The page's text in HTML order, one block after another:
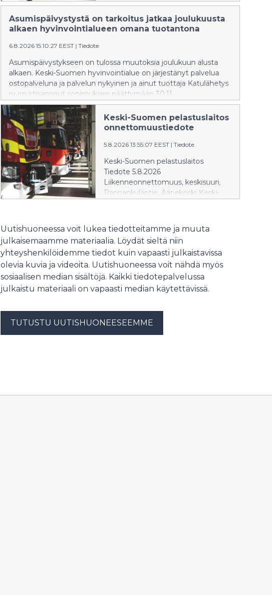
leikkikentän kiipeilytelineeseen
Jyväskylässä. Pelastustoimella ei
tehtävää. Paikalla olleet aikuiset
asiasta enempää.
Asumispäivystystä on tarkoitus jatkaa joulukuusta
alkaen hyvinvointialueen omana tuotantona
6.8.2026 15:10:27 EEST | Tiedote
Asumispäivystykseen on tulossa muutoksia joulukuun alusta
alkaen. Keski-Suomen hyvinvointialue on järjestänyt palvelua
ostopalveluna ja palvelun nykyinen ja ainut tuottaja Katulähetys
ry on irtisanonut sopimuksen päättymään 30.11.
Asumispäivystyksessä on vuodepaikkoja 10 hengelle.
Keski-Suomen pelastuslaitos
onnettomuustiedote
5.8.2026 13:55:07 EEST | Tiedote
Keski-Suomen pelastuslaitos
Tiedote 5.8.2026
Liikenneonnettomuus, keskisuuri,
Rannankyläntie, Äänekoski Keski-
liikenneonnettomuudesta
Äänekosken Rannankyläntielle 20 yli
yhden iltapäivällä.
Täysperävaunuyhdistelmä oli
ajamassa pohjoiseen päin
Jyväskyläntietä, kun yhdistelmä
suistui tieltä päätyen
ja Rannankyläntie on toistaiseksi
Uutishuoneessa voit lukea tiedotteitamme ja muuta
julkaisemaamme materiaalia. Löydät sieltä niin
yhteyshenkilöidemme tiedot kuin vapaasti julkaistavissa
olevia kuvia ja videoita. Uutishuoneessa voit nähdä myös
sosiaalisen median sisältöjä. Kaikki tiedotepalvelussa
julkaistu materiaali on vapaasti median käytettävissä.
TUTUSTU UUTISHUONEESEEMME